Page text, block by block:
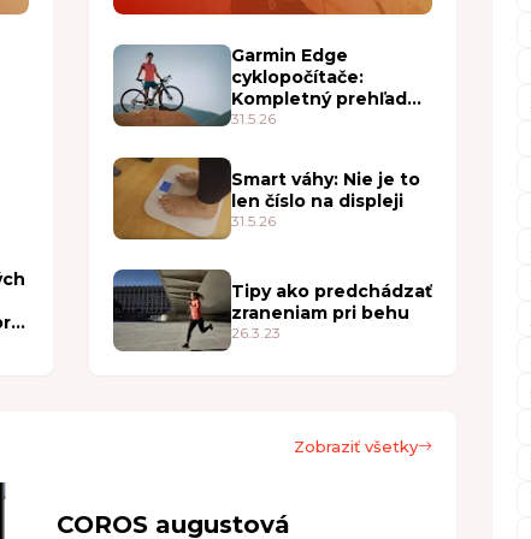
Garmin Edge
cyklopočítače:
Kompletný prehľad
2026
31.5.26
Smart váhy: Nie je to
len číslo na displeji
31.5.26
Tipy ako predchádzať
zraneniam pri behu
26.3.23
Zobraziť všetky
COROS augustová